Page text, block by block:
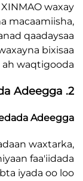
yihiin, XINMAO
waxayna
kayd ah
Ujeedada
kordhiyaan
alaabta iyada